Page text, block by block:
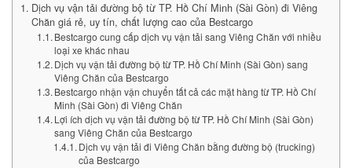
Dịch vụ vận tải đường bộ từ TP. Hồ Chí Minh (Sài Gòn) đi Viêng
Chăn giá rẻ, uy tín, chất lượng cao của Bestcargo
Bestcargo cung cấp dịch vụ vận tải sang Viêng Chăn với nhiều
loại xe khác nhau
Dịch vụ vận tải đường bộ từ TP. Hồ Chí Minh (Sài Gòn) sang
Viêng Chăn của Bestcargo
Bestcargo nhận vận chuyển tất cả các mặt hàng từ TP. Hồ Chí
Minh (Sài Gòn) đi Viêng Chăn
Lợi ích dịch vụ vận tải đường bộ từ TP. Hồ Chí Minh (Sài Gòn)
sang Viêng Chăn của Bestcargo
Dịch vụ vận tải đi Viêng Chăn bằng đường bộ (trucking)
của Bestcargo